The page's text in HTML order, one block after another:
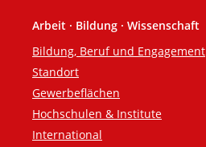
Arbeit · Bildung · Wissenschaft
Bildung, Beruf und Engagement
Standort
Gewerbeflächen
Hochschulen & Institute
International